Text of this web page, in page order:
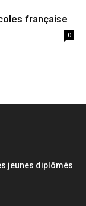
française
0
jeunes diplômés